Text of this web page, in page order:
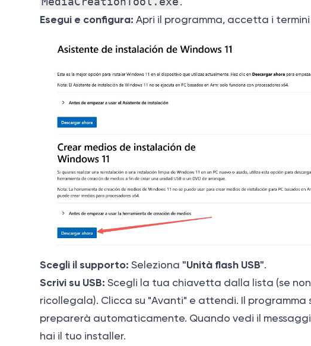
Esegui e configura: Apri il programma, accetta i
Scegli il supporto: Seleziona "Unità flash USB".
Scrivi su USB: Scegli la tua chiavetta dalla lista (se
ricollegala). Clicca su "Avanti" e attendi. Il programma
preparerà automaticamente. Quando vedi il
hai il tuo installer.